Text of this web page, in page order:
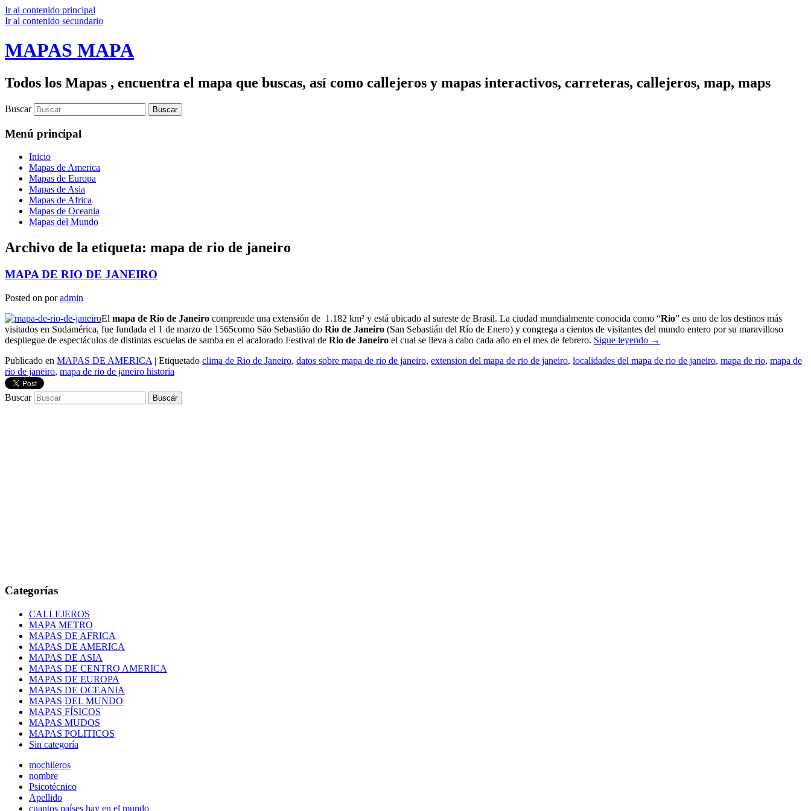
Ir al contenido principal
Ir al contenido secundario
MAPAS MAPA
Todos los Mapas , encuentra el mapa que buscas, así como callejeros y mapas interactivos, carreteras, callejeros, map, maps
Buscar
Menú principal
Inicio
Mapas de America
Mapas de Europa
Mapas de Asia
Mapas de Africa
Mapas de Oceania
Mapas del Mundo
Archivo de la etiqueta: mapa de rio de janeiro
MAPA DE RIO DE JANEIRO
Posted on poradmin
El mapa de Rio de Janeiro comprende una extensión de 1.182 km² y está ubicado al sureste de Brasil. La ciudad mundialmente conocida como “Rio” es uno de los destinos más
visitados en Sudamérica, fue fundada el 1 de marzo de 1565como São Sebastião do Rio de Janeiro (San Sebastián del Río de Enero) y congrega a cientos de visitantes del mundo entero por su maravilloso
despliegue de espectáculos de distintas escuelas de samba en el acalorado Festival de Rio de Janeiro el cual se lleva a cabo cada año en el mes de febrero. Sigue leyendo →
Publicado en MAPAS DE AMERICA | Etiquetado clima de Rio de Janeiro, datos sobre mapa de rio de janeiro, extension del mapa de rio de janeiro, localidades del mapa de rio de janeiro, mapa de rio, mapa de
rio de janeiro, mapa de rio de janeiro historia
Buscar
Categorías
CALLEJEROS
MAPA METRO
MAPAS DE AFRICA
MAPAS DE AMERICA
MAPAS DE ASIA
MAPAS DE CENTRO AMERICA
MAPAS DE EUROPA
MAPAS DE OCEANIA
MAPAS DEL MUNDO
MAPAS FÍSICOS
MAPAS MUDOS
MAPAS POLITICOS
Sin categoría
mochileros
nombre
Psicotécnico
Apellido
cuantos países hay en el mundo